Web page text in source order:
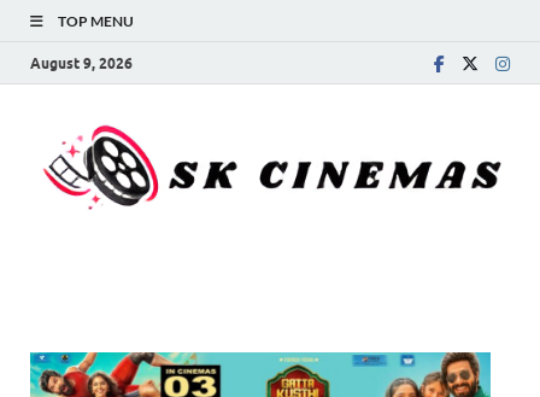
TOP MENU
August 9, 2026